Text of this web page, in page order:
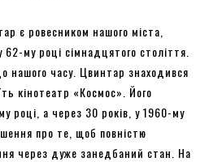
є ровесником нашого міста,
62-му році сімнадцятого століття.
нашого часу. Цвинтар знаходився
кінотеатр «Космос». Його
році, а через 30 років, у 1960-му
про те, щоб повністю
через дуже занедбаний стан. На